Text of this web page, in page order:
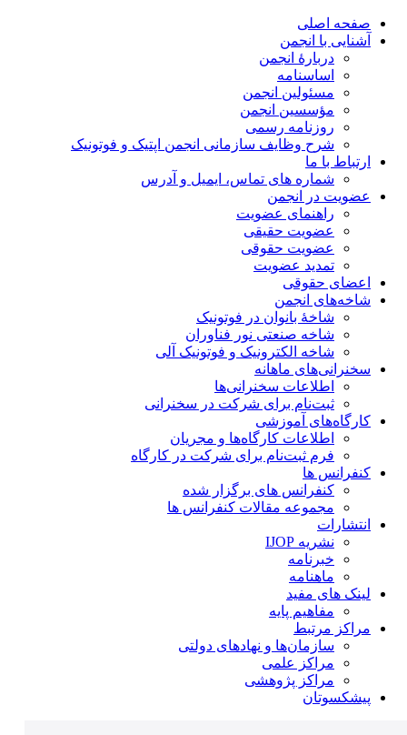
صفحه اصلی
آشنایی با انجمن
دربارۀ انجمن
اساسنامه
مسئولین انجمن
مؤسسین انجمن
روزنامه رسمی
شرح وظایف سازمانی انجمن اپتیک و فوتونیک
ارتباط با ما
شماره های تماس، ایمیل و آدرس
عضویت در انجمن
راهنمای عضویت
عضویت حقیقی
عضویت حقوقی
تمدید عضویت
اعضای حقوقی
شاخه‌های انجمن
شاخۀ بانوان در فوتونیک
شاخه صنعتی نور فناوران
شاخه‌ الکترونیک و فوتونیک آلی
سخنرانی‌های ماهانه
اطلاعات سخنرانی‌‌ها
ثبت‌نام برای شرکت در سخنرانی
کارگاه‌های آموزشی
اطلاعات کارگاه‌ها و مجریان
فرم ثبت‌نام برای شرکت در کارگاه
کنفرانس ها
کنفرانس های برگزار شده
مجموعه مقالات کنفرانس ها
انتشارات
نشریه IJOP
خبرنامه
ماهنامه
لینک های مفید
مفاهیم پایه
مراکز مرتبط
سازمان‌ها و نهادهای دولتی
مراکز علمی
مراکز پژوهشی
پیشکسوتان